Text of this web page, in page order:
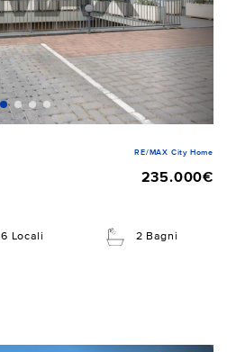
RE/MAX City Home
235.000€
6 Locali 2 Bagni